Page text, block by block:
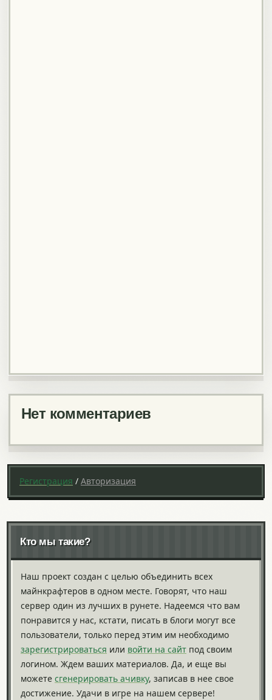
Нет комментариев
Регистрация / Авторизация
Кто мы такие?
Наш проект создан с целью объединить всех
майнкрафтеров в одном месте. Говорят, что наш
сервер один из лучших в рунете. Надеемся что вам
понравится у нас, кстати, писать в блоги могут все
пользователи, только перед этим им необходимо
зарегистрироваться или войти на сайт под своим
логином. Ждем ваших материалов. Да, и еще вы
можете сгенерировать ачивку, записав в нее свое
достижение. Удачи в игре на нашем сервере!